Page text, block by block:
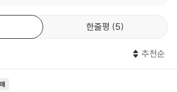
가 스물다섯 살에 쓴 습작이 씨앗이 되어 15년이
매 맺게 된 것이다. 원고지 20매 분량으로 시
동문학 작가로 데뷔한 이후에도 줄곧 ‘언젠가
’로 작가의 내면에 존재했다. 작가로서 치열한
리 앞에 내놓았다. 작가의 귀향이라 부를 수 있
한줄평 5
추천순